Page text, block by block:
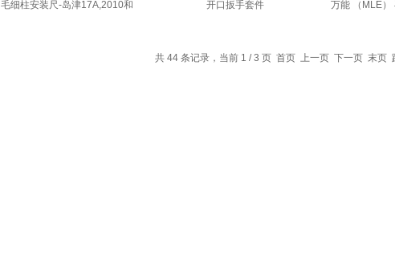
毛细柱安装尺-岛津17A,2010和 开口扳手套件 万能 （MLE）
共 44 条记录，当前 1 / 3 页 首页 上一页 下一页 末页